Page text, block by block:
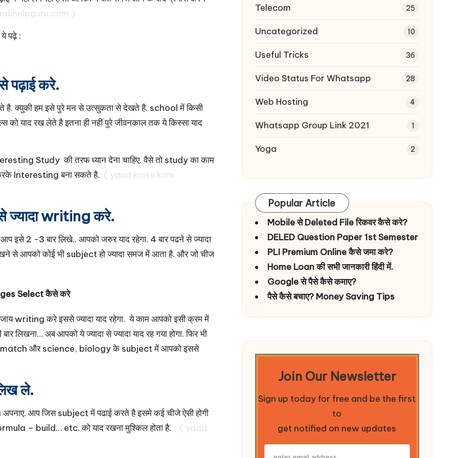
)
पढ़े :
करे.
है. क्युकी हम इसे पुरे मन से उत्सुकता से देखते है. school में किसी
याद रख लेते है इतना ही नहीं पुरे जीवनकाल तक ये किस्सा याद
Study की तरफ ध्यान देना चाहिए. वैसे तो study का काम
Interesting बना सकते है. ( yaad kaise kare
writing करे.
आप इसे 2 -3 बार लिखे.. आपको जरुर याद रहेगा. 4 बार पढने से ज्यादा
से आपको कोई भी subject हो ज्यादा समज में आता है. और जो चीज
Select कैसे करे
करे इससे ज्यादा याद रहेगा. ये काम आपको इसी क्रम में
लिखना… अब आपको ये ज्यादा से ज्यादा याद रह गया होगा. फिर भी
match और science, biology के subject में आपको इससे
ले.
आप जिस subject में पढाई करते है इसमे कई चीजे ऐसी होगी
– build… etc. को याद रखना मुश्किल होता है. ( yaad
Telecom 25
Uncategorized 10
Useful Tricks 36
Video Status For Whatsapp 28
Web Hosting 4
Whatsapp Group Link 2021 1
Yoga 2
Popular Article
Mobile से Deleted File रिकवर कैसे करे?
DELED Question Paper 1st Semester
PLI Premium Online कैसे जमा करे?
Home Loan की सभी जानकारी हिंदी में.
Google से पैसे कैसे कमाए?
पैसे कैसे बचाए? Money Saving Tips
Join Our Newsletter
Sign up today for free and be the first
to
get notified on new updates